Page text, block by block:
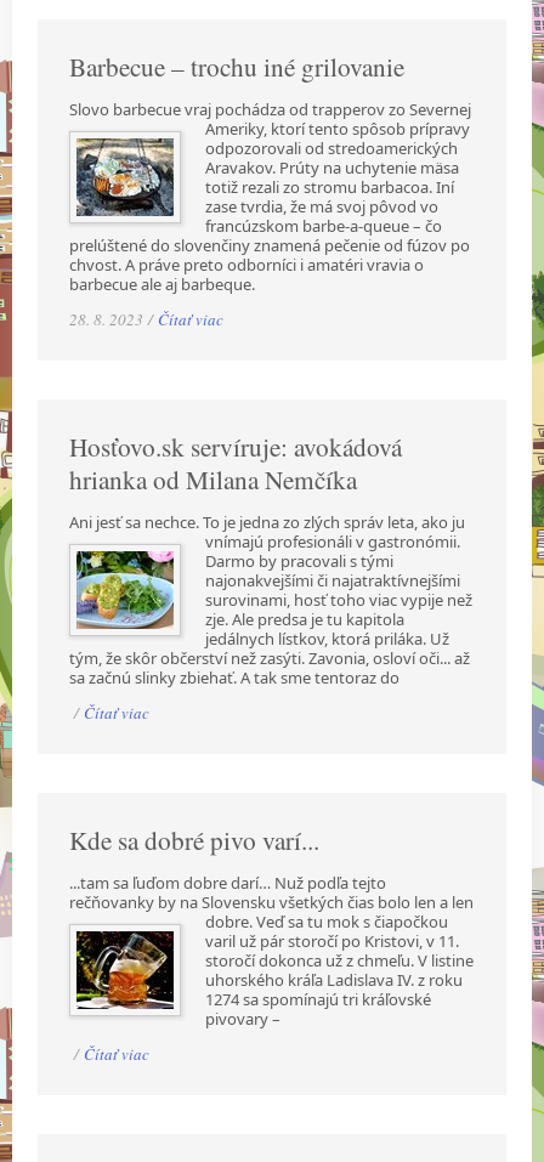
Barbecue – trochu iné grilovanie
Slovo barbecue vraj pochádza od trapperov zo Severnej
Ameriky, ktorí tento spôsob prípravy
odpozorovali od stredoamerických
Aravakov. Prúty na uchytenie mäsa
totiž rezali zo stromu barbacoa. Iní
zase tvrdia, že má svoj pôvod vo
francúzskom barbe-a-queue – čo
prelúštené do slovenčiny znamená pečenie od fúzov po
chvost. A práve preto odborníci i amatéri vravia o
barbecue ale aj barbeque.
28. 8. 2023 / Čítať viac
Hosťovo.sk servíruje: avokádová
hrianka od Milana Nemčíka
Ani jesť sa nechce. To je jedna zo zlých správ leta, ako ju
vnímajú profesionáli v gastronómii.
Darmo by pracovali s tými
najonakvejšími či najatraktívnejšími
surovinami, hosť toho viac vypije než
zje. Ale predsa je tu kapitola
jedálnych lístkov, ktorá priláka. Už
tým, že skôr občerství než zasýti. Zavonia, osloví oči... až
sa začnú slinky zbiehať. A tak sme tentoraz do
/ Čítať viac
Kde sa dobré pivo varí...
...tam sa ľuďom dobre darí… Nuž podľa tejto
rečňovanky by na Slovensku všetkých čias bolo len a len
dobre. Veď sa tu mok s čiapočkou
varil už pár storočí po Kristovi, v 11.
storočí dokonca už z chmeľu. V listine
uhorského kráľa Ladislava IV. z roku
1274 sa spomínajú tri kráľovské
pivovary –
/ Čítať viac